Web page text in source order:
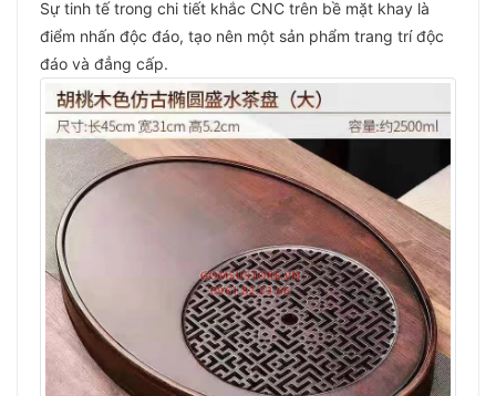
Sự tinh tế trong chi tiết khắc CNC trên bề mặt khay là
điểm nhấn độc đáo, tạo nên một sản phẩm trang trí độc
đáo và đẳng cấp.